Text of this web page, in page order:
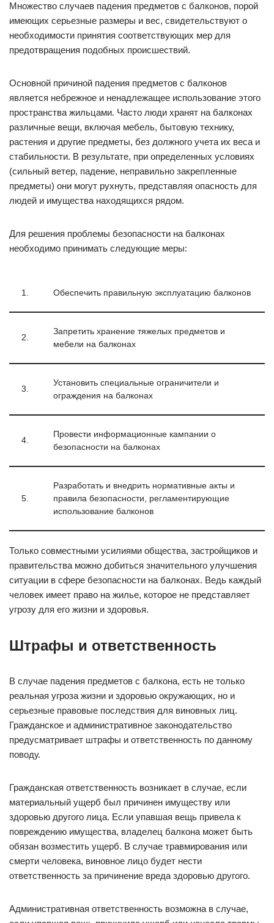
Множество случаев падения предметов с балконов, порой
имеющих серьезные размеры и вес, свидетельствуют о
необходимости принятия соответствующих мер для
предотвращения подобных происшествий.
Основной причиной падения предметов с балконов
является небрежное и ненадлежащее использование этого
пространства жильцами. Часто люди хранят на балконах
различные вещи, включая мебель, бытовую технику,
растения и другие предметы, без должного учета их веса и
стабильности. В результате, при определенных условиях
(сильный ветер, падение, неправильно закрепленные
предметы) они могут рухнуть, представляя опасность для
людей и имущества находящихся рядом.
Для решения проблемы безопасности на балконах
необходимо принимать следующие меры:
1. Обеспечить правильную эксплуатацию балконов
2.
Запретить хранение тяжелых предметов и
мебели на балконах
3.
Установить специальные ограничители и
ограждения на балконах
4.
Провести информационные кампании о
безопасности на балконах
5.
Разработать и внедрить нормативные акты и
правила безопасности, регламентирующие
использование балконов
Только совместными усилиями общества, застройщиков и
правительства можно добиться значительного улучшения
ситуации в сфере безопасности на балконах. Ведь каждый
человек имеет право на жилье, которое не представляет
угрозу для его жизни и здоровья.
Штрафы и ответственность
В случае падения предметов с балкона, есть не только
реальная угроза жизни и здоровью окружающих, но и
серьезные правовые последствия для виновных лиц.
Гражданское и административное законодательство
предусматривает штрафы и ответственность по данному
поводу.
Гражданская ответственность возникает в случае, если
материальный ущерб был причинен имуществу или
здоровью другого лица. Если упавшая вещь привела к
повреждению имущества, владелец балкона может быть
обязан возместить ущерб. В случае травмирования или
смерти человека, виновное лицо будет нести
ответственность за причинение вреда здоровью другого.
Административная ответственность возможна в случае,